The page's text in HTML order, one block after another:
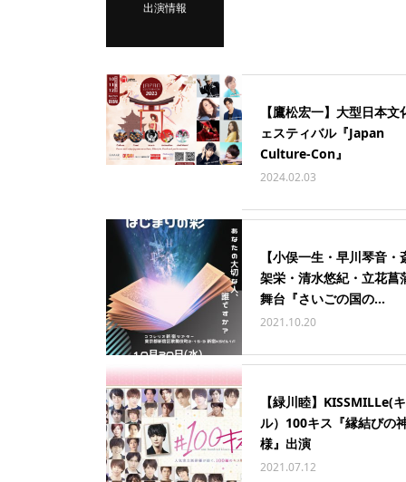
出演情報
【鷹松宏一】大型日本文
ェスティバル『Japan
Culture-Con』
2024.02.03
【小俣一生・早川琴音・
架栄・清水悠紀・立花菖
舞台『さいごの国の...
2021.10.20
【緑川睦】KISSMILLe(
ル）100キス『縁結びの
様』出演
2021.07.12